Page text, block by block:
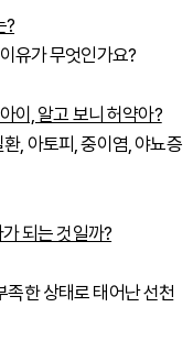
?
유가 무엇인가요?
이, 알고 보니 허약아?
, 아토피, 중이염, 야뇨증
되는 것일까?
한 상태로 태어난 선천